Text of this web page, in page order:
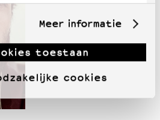
Meer informatie
toestaan
cookies